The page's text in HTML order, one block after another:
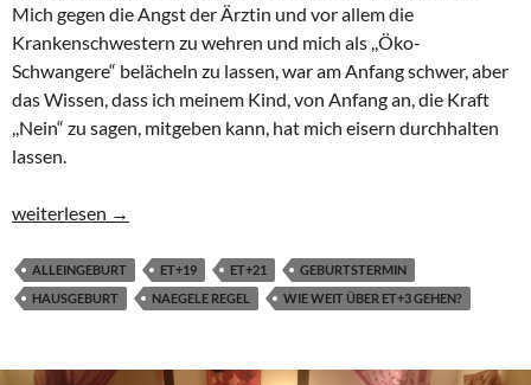
Mich gegen die Angst der Ärztin und vor allem die
Krankenschwestern zu wehren und mich als ,,Öko-
Schwangere“ belächeln zu lassen, war am Anfang schwer, aber
das Wissen, dass ich meinem Kind, von Anfang an, die Kraft
,,Nein“ zu sagen, mitgeben kann, hat mich eisern durchhalten
lassen.
Äpfel blühen zur gleichen Zeit, reifen jedoch unterschiedlich
weiterlesen →
ALLEINGEBURT ET+19 ET+21
GEBURTSTERMIN
HAUSGEBURT
NAEGELE REGEL WIE WEIT ÜBER ET+3 GEHEN?